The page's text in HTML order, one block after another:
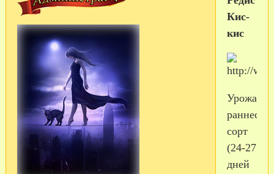
Кис-
кис
сорт
(24-27
дней